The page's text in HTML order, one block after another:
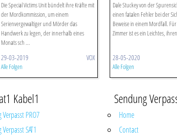
Die Special Victims Unit bündelt ihre Kräfte mit
der Mordkommission, um einem
Serienvergewaltiger und Mörder das
Handwerk zu legen, der innerhalb eines
Monats sch ...
29-03-2019 VOX
Alle Folgen
Dale Stuckey von der
einen fatalen Fehler bei der
Beweise in einem Mordfall.
Zimmer ist es ein Leichtes,
28-05-2020
Alle Folgen
Kabel1
PRO7
SAT1
Sendung
Home
Contact